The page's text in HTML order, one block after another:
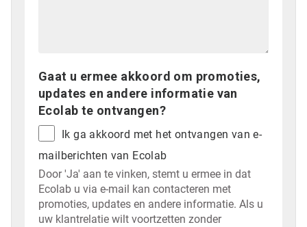
Gaat u ermee akkoord om promoties,
updates en andere informatie van
Ecolab te ontvangen?
Ik ga akkoord met het ontvangen van e-
mailberichten van Ecolab
Door 'Ja' aan te vinken, stemt u ermee in dat
Ecolab u via e-mail kan contacteren met
promoties, updates en andere informatie. Als u
uw klantrelatie wilt voortzetten zonder